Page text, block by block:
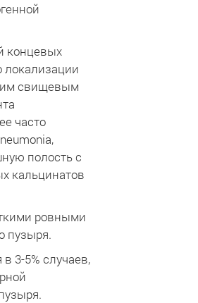
концевых
локализации
свищевым
часто
полость с
кальцинатов
ровными
пузыря.
3-5% случаев,